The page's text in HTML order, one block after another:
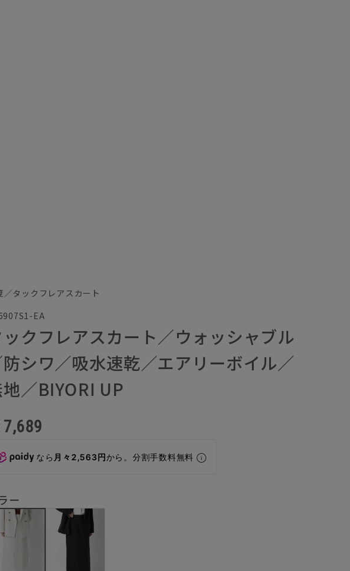
／タックフレアスカート
EA
ックフレアスカート／ウォッシャブル
防シワ／吸水速乾／エアリーボイル／
／BIYORI UP
7,689
なら 月々2,563円から。分割手数料無料
ー